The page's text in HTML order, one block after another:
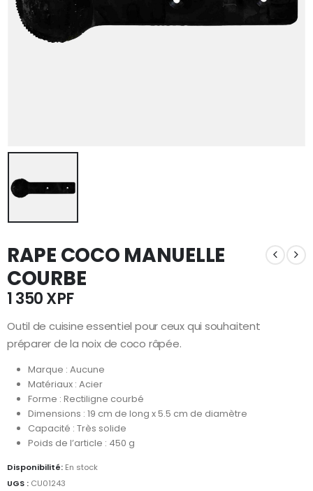
RAPE COCO MANUELLE
COURBE
1 350XPF
Outil de cuisine essentiel pour ceux qui souhaitent
préparer de la noix de coco râpée.
Marque : Aucune
Matériaux : Acier
Forme : Rectiligne courbé
Dimensions : 19 cm de long x 5.5 cm de diamètre
Capacité : Très solide
Poids de l’article : 450 g
Disponibilité: En stock
UGS : CU01243